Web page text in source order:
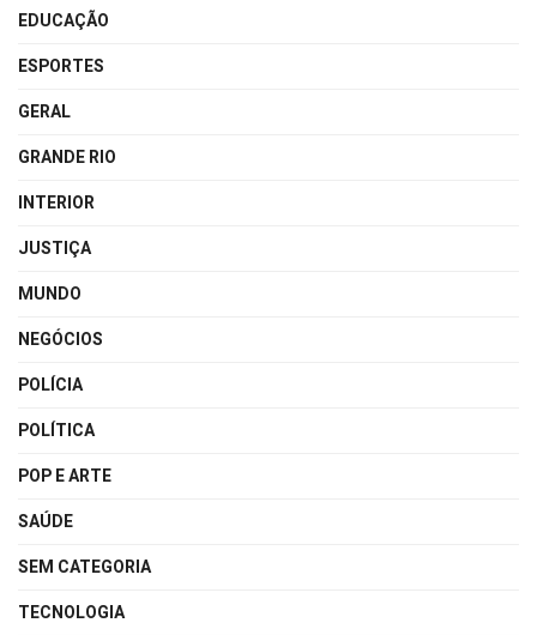
EDUCAÇÃO
ESPORTES
GERAL
GRANDE RIO
INTERIOR
JUSTIÇA
MUNDO
NEGÓCIOS
POLÍCIA
POLÍTICA
POP E ARTE
SAÚDE
SEM CATEGORIA
TECNOLOGIA